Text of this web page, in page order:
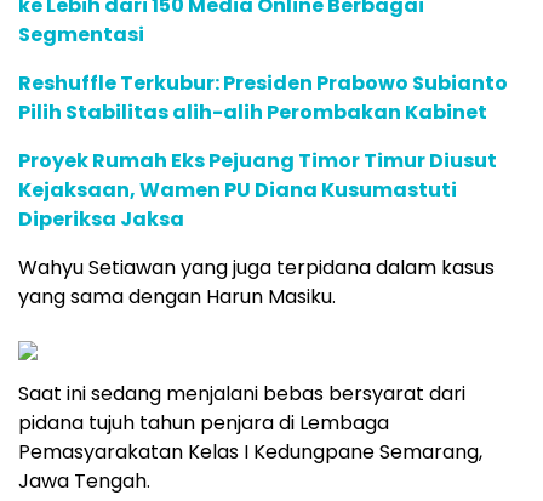
Segmentasi
Reshuffle Terkubur: Presiden Prabowo Subianto
Pilih Stabilitas alih-alih Perombakan Kabinet
Proyek Rumah Eks Pejuang Timor Timur Diusut
Kejaksaan, Wamen PU Diana Kusumastuti
Diperiksa Jaksa
Wahyu Setiawan yang juga terpidana dalam kasus
yang sama dengan Harun Masiku.
Saat ini sedang menjalani bebas bersyarat dari
pidana tujuh tahun penjara di Lembaga
Pemasyarakatan Kelas I Kedungpane Semarang,
Jawa Tengah.